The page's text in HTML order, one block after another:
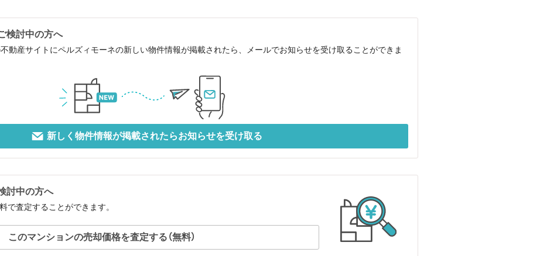
検討中の方へ
動産サイトにペルズィモーネの新しい物件情報が掲載されたら、メールでお知らせを受け取ることができま
新しく物件情報が掲載されたらお知らせを受け取る
討中の方へ
で査定することができます。
このマンションの売却価格を査定する（無料）